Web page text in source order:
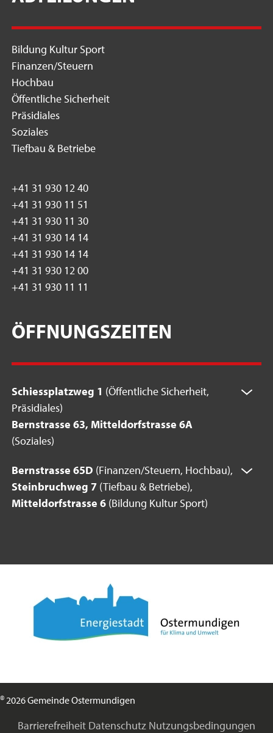
Bildung Kultur Sport
Finanzen/Steuern
Hochbau
Öffentliche Sicherheit
Präsidiales
Soziales
Tiefbau & Betriebe
+41 31 930 12 40
+41 31 930 11 51
+41 31 930 11 30
+41 31 930 14 14
+41 31 930 14 14
+41 31 930 12 00
+41 31 930 11 11
ÖFFNUNGSZEITEN
Schiessplatzweg 1 (Öffentliche Sicherheit,
Präsidiales)
Bernstrasse 63, Mitteldorfstrasse 6A
(Soziales)
Bernstrasse 65D (Finanzen/Steuern, Hochbau),
Steinbruchweg 7 (Tiefbau & Betriebe),
Mitteldorfstrasse 6 (Bildung Kultur Sport)
© 2026 Gemeinde Ostermundigen
Barrierefreiheit Datenschutz Nutzungsbedingungen